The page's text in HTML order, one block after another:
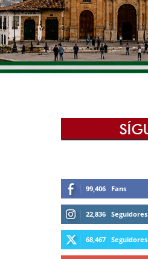
99,406 Fans
22,836 Seguidores
68,467 Seguidores